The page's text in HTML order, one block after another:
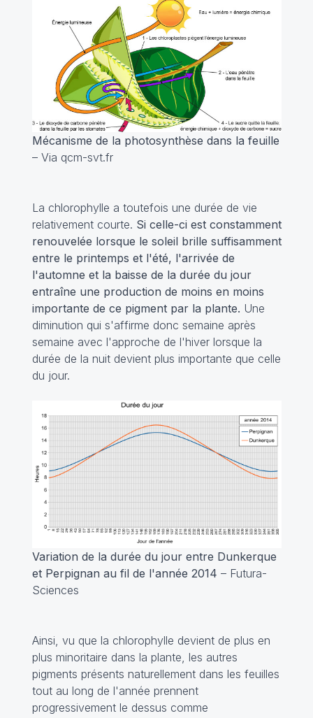
Mécanisme de la photosynthèse dans la feuille
– Via qcm-svt.fr
La chlorophylle a toutefois une durée de vie
relativement courte. Si celle-ci est constamment
renouvelée lorsque le soleil brille suffisamment
entre le printemps et l'été, l'arrivée de
l'automne et la baisse de la durée du jour
entraîne une production de moins en moins
importante de ce pigment par la plante. Une
diminution qui s'affirme donc semaine après
semaine avec l'approche de l'hiver lorsque la
durée de la nuit devient plus importante que celle
du jour.
Variation de la durée du jour entre Dunkerque
et Perpignan au fil de l'année 2014 – Futura-
Sciences
Ainsi, vu que la chlorophylle devient de plus en
plus minoritaire dans la plante, les autres
pigments présents naturellement dans les feuilles
tout au long de l'année prennent
progressivement le dessus comme